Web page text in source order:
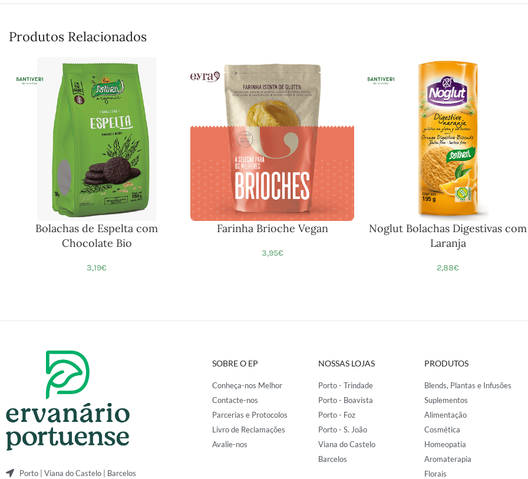
Produtos Relacionados
Bolachas de Espelta com
Chocolate Bio
3,19€
Farinha Brioche Vegan
3,95€
Noglut Bolachas Digestivas com
Laranja
2,88€
Porto | Viana do Castelo | Barcelos
SOBRE O EP
Conheça-nos Melhor
Contacte-nos
Parcerias e Protocolos
Livro de Reclamações
Avalie-nos
NOSSAS LOJAS
Porto - Trindade
Porto - Boavista
Porto - Foz
Porto - S. João
Viana do Castelo
Barcelos
PRODUTOS
Blends, Plantas e Infusões
Suplementos
Alimentação
Cosmética
Homeopatia
Aromaterapia
Florais